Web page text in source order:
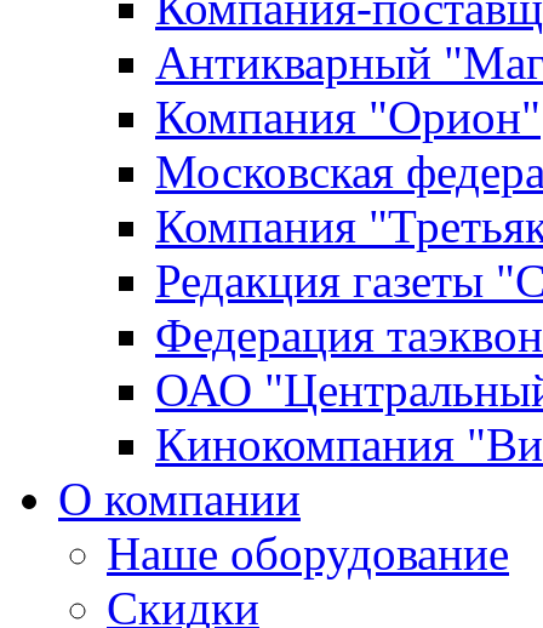
Антикварный
Компания "Орион"
Московская
Компания
Редакция газеты
Федерация
ОАО
Кинокомпания
О компании
Наше оборудование
Скидки